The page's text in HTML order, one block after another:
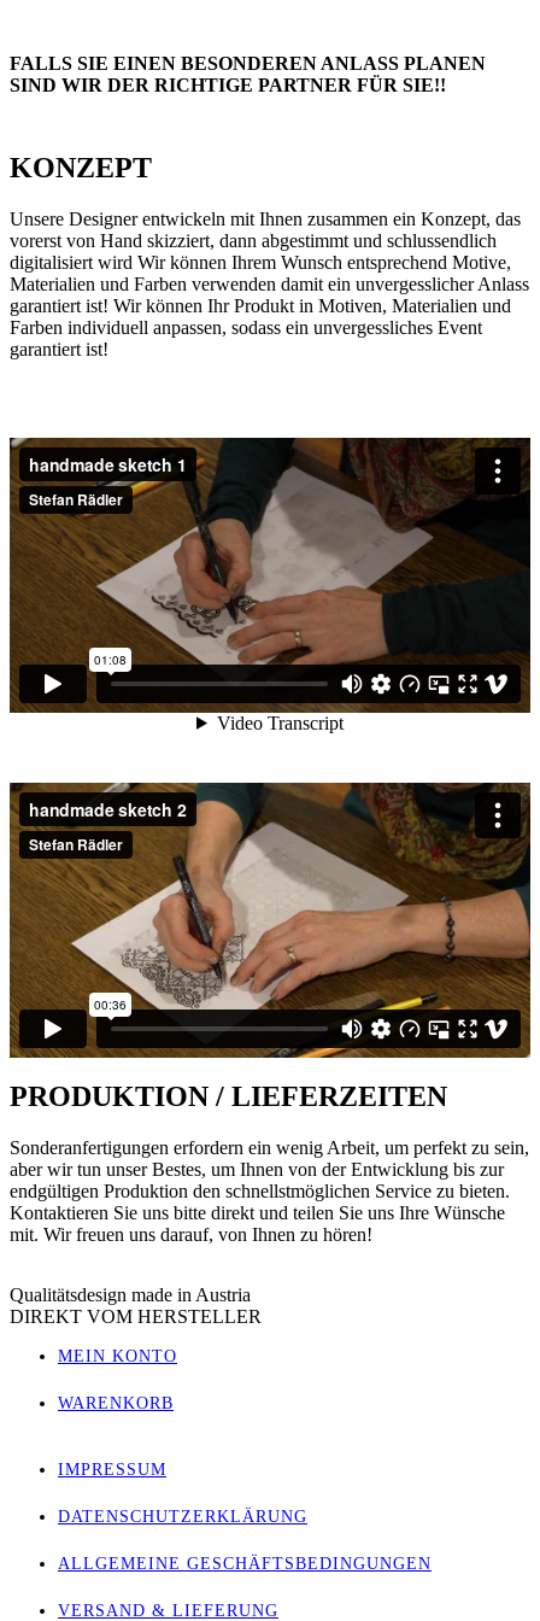
FALLS SIE EINEN BESONDEREN ANLASS PLANEN
SIND WIR DER RICHTIGE PARTNER FÜR SIE!!
KONZEPT
Unsere Designer entwickeln mit Ihnen zusammen ein Konzept, das
vorerst von Hand skizziert, dann abgestimmt und schlussendlich
digitalisiert wird Wir können Ihrem Wunsch entsprechend Motive,
Materialien und Farben verwenden damit ein unvergesslicher Anlass
garantiert ist! Wir können Ihr Produkt in Motiven, Materialien und
Farben individuell anpassen, sodass ein unvergessliches Event
garantiert ist!
PRODUKTION / LIEFERZEITEN
Sonderanfertigungen erfordern ein wenig Arbeit, um perfekt zu sein,
aber wir tun unser Bestes, um Ihnen von der Entwicklung bis zur
endgültigen Produktion den schnellstmöglichen Service zu bieten.
Kontaktieren Sie uns bitte direkt und teilen Sie uns Ihre Wünsche
mit. Wir freuen uns darauf, von Ihnen zu hören!
Qualitätsdesign made in Austria
DIREKT VOM HERSTELLER
MEIN KONTO
WARENKORB
IMPRESSUM
DATENSCHUTZERKLÄRUNG
ALLGEMEINE GESCHÄFTSBEDINGUNGEN
VERSAND & LIEFERUNG